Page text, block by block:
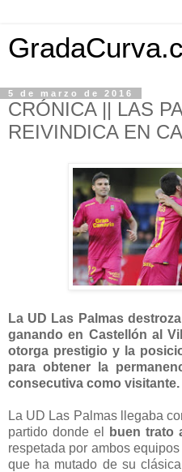
5 de marzo de 2016
CRÓNICA || LAS
REIVINDICA EN
La UD Las Palmas
ganando en Castellón al
otorga prestigio y la
para obtener la
consecutiva como visitante.
La UD Las Palmas llegaba
partido donde el
buen trato
respetada por ambos
que ha mutado de su